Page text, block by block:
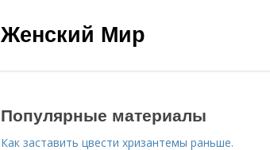
Женский Мир
Популярные материалы
Как заставить цвести хризантемы раньше.